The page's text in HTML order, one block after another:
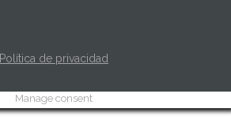
Política de privacidad
Manage consent